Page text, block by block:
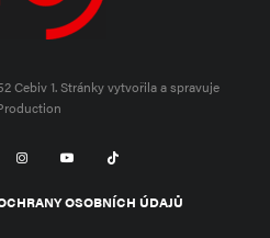
Cebiv 1.Stránky vytvořila a spravuje
OSOBNÍCH ÚDAJŮ